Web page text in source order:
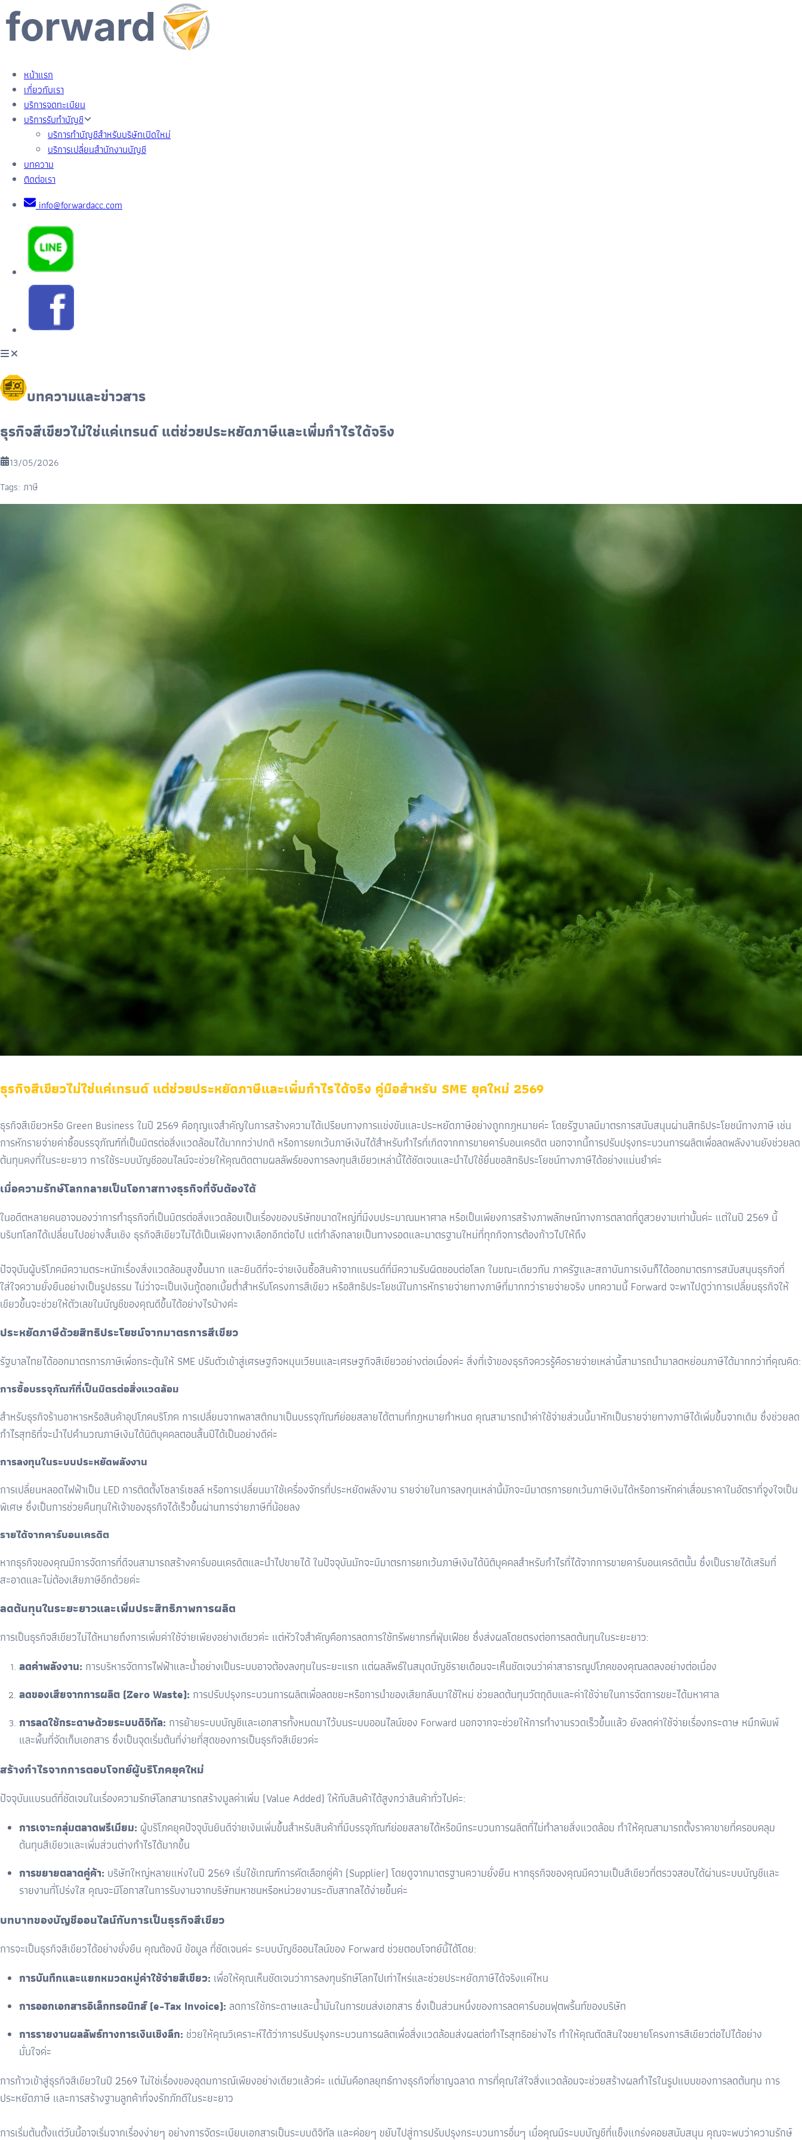
หน้าแรก
เกี่ยวกับเรา
บริการจดทะเบียน
บริการรับทำบัญชี
บริการทำบัญชีสำหรับบริษัทเปิดใหม่
บริการเปลี่ยนสำนักงานบัญชี
บทความ
ติดต่อเรา
info@forwardacc.com
บทความและข่าวสาร
ธุรกิจสีเขียวไม่ใช่แค่เทรนด์ แต่ช่วยประหยัดภาษีและเพิ่มกำไรได้จริง
13/05/2026
Tags: ภาษี
ธุรกิจสีเขียวไม่ใช่แค่เทรนด์ แต่ช่วยประหยัดภาษีและเพิ่มกำไรได้จริง คู่มือสำหรับ SME ยุคใหม่ 2569
ธุรกิจสีเขียวหรือ Green Business ในปี 2569 คือกุญแจสำคัญในการสร้างความได้เปรียบทางการแข่งขันและประหยัดภาษีอย่างถูกกฎหมายค่ะ โดยรัฐบาลมีมาตรการสนับสนุนผ่านสิทธิประโยชน์ทางภาษี เช่น
การหักรายจ่ายค่าซื้อบรรจุภัณฑ์ที่เป็นมิตรต่อสิ่งแวดล้อมได้มากกว่าปกติ หรือการยกเว้นภาษีเงินได้สำหรับกำไรที่เกิดจากการขายคาร์บอนเครดิต นอกจากนี้การปรับปรุงกระบวนการผลิตเพื่อลดพลังงานยังช่วยลด
ต้นทุนคงที่ในระยะยาว การใช้ระบบบัญชีออนไลน์จะช่วยให้คุณติดตามผลลัพธ์ของการลงทุนสีเขียวเหล่านี้ได้ชัดเจนและนำไปใช้ยื่นขอสิทธิประโยชน์ทางภาษีได้อย่างแม่นยำค่ะ
เมื่อความรักษ์โลกกลายเป็นโอกาสทางธุรกิจที่จับต้องได้
ในอดีตหลายคนอาจมองว่าการทำธุรกิจที่เป็นมิตรต่อสิ่งแวดล้อมเป็นเรื่องของบริษัทขนาดใหญ่ที่มีงบประมาณมหาศาล หรือเป็นเพียงการสร้างภาพลักษณ์ทางการตลาดที่ดูสวยงามเท่านั้นค่ะ แต่ในปี 2569 นี้
บริบทโลกได้เปลี่ยนไปอย่างสิ้นเชิง ธุรกิจสีเขียวไม่ได้เป็นเพียงทางเลือกอีกต่อไป แต่กำลังกลายเป็นทางรอดและมาตรฐานใหม่ที่ทุกกิจการต้องก้าวไปให้ถึง
ปัจจุบันผู้บริโภคมีความตระหนักเรื่องสิ่งแวดล้อมสูงขึ้นมาก และยินดีที่จะจ่ายเงินซื้อสินค้าจากแบรนด์ที่มีความรับผิดชอบต่อโลก ในขณะเดียวกัน ภาครัฐและสถาบันการเงินก็ได้ออกมาตรการสนับสนุนธุรกิจที่
ใส่ใจความยั่งยืนอย่างเป็นรูปธรรม ไม่ว่าจะเป็นเงินกู้ดอกเบี้ยต่ำสำหรับโครงการสีเขียว หรือสิทธิประโยชน์ในการหักรายจ่ายทางภาษีที่มากกว่ารายจ่ายจริง บทความนี้Forward จะพาไปดูว่าการเปลี่ยนธุรกิจให้
เขียวขึ้นจะช่วยให้ตัวเลขในบัญชีของคุณดีขึ้นได้อย่างไรบ้างค่ะ
ประหยัดภาษีด้วยสิทธิประโยชน์จากมาตรการสีเขียว
รัฐบาลไทยได้ออกมาตรการภาษีเพื่อกระตุ้นให้ SME ปรับตัวเข้าสู่เศรษฐกิจหมุนเวียนและเศรษฐกิจสีเขียวอย่างต่อเนื่องค่ะ สิ่งที่เจ้าของธุรกิจควรรู้คือรายจ่ายเหล่านี้สามารถนำมาลดหย่อนภาษีได้มากกว่าที่คุณคิด:
การซื้อบรรจุภัณฑ์ที่เป็นมิตรต่อสิ่งแวดล้อม
สำหรับธุรกิจร้านอาหารหรือสินค้าอุปโภคบริโภค การเปลี่ยนจากพลาสติกมาเป็นบรรจุภัณฑ์ย่อยสลายได้ตามที่กฎหมายกำหนด คุณสามารถนำค่าใช้จ่ายส่วนนี้มาหักเป็นรายจ่ายทางภาษีได้เพิ่มขึ้นจากเดิม ซึ่งช่วยลด
กำไรสุทธิที่จะนำไปคำนวณภาษีเงินได้นิติบุคคลตอนสิ้นปีได้เป็นอย่างดีค่ะ
การลงทุนในระบบประหยัดพลังงาน
การเปลี่ยนหลอดไฟฟ้าเป็น LED การติดตั้งโซลาร์เซลล์ หรือการเปลี่ยนมาใช้เครื่องจักรที่ประหยัดพลังงาน รายจ่ายในการลงทุนเหล่านี้มักจะมีมาตรการยกเว้นภาษีเงินได้หรือการหักค่าเสื่อมราคาในอัตราที่จูงใจเป็น
พิเศษ ซึ่งเป็นการช่วยคืนทุนให้เจ้าของธุรกิจได้เร็วขึ้นผ่านการจ่ายภาษีที่น้อยลง
รายได้จากคาร์บอนเครดิต
หากธุรกิจของคุณมีการจัดการที่ดีจนสามารถสร้างคาร์บอนเครดิตและนำไปขายได้ ในปัจจุบันมักจะมีมาตรการยกเว้นภาษีเงินได้นิติบุคคลสำหรับกำไรที่ได้จากการขายคาร์บอนเครดิตนั้น ซึ่งเป็นรายได้เสริมที่
สะอาดและไม่ต้องเสียภาษีอีกด้วยค่ะ
ลดต้นทุนในระยะยาวและเพิ่มประสิทธิภาพการผลิต
การเป็นธุรกิจสีเขียวไม่ได้หมายถึงการเพิ่มค่าใช้จ่ายเพียงอย่างเดียวค่ะ แต่หัวใจสำคัญคือการลดการใช้ทรัพยากรที่ฟุ่มเฟือย ซึ่งส่งผลโดยตรงต่อการลดต้นทุนในระยะยาว:
ลดค่าพลังงาน: การบริหารจัดการไฟฟ้าและน้ำอย่างเป็นระบบอาจต้องลงทุนในระยะแรก แต่ผลลัพธ์ในสมุดบัญชีรายเดือนจะเห็นชัดเจนว่าค่าสาธารณูปโภคของคุณลดลงอย่างต่อเนื่อง
ลดของเสียจากการผลิต (Zero Waste): การปรับปรุงกระบวนการผลิตเพื่อลดขยะหรือการนำของเสียกลับมาใช้ใหม่ ช่วยลดต้นทุนวัตถุดิบและค่าใช้จ่ายในการจัดการขยะได้มหาศาล
การลดใช้กระดาษด้วยระบบดิจิทัล: การย้ายระบบบัญชีและเอกสารทั้งหมดมาไว้บนระบบออนไลน์ของ Forward นอกจากจะช่วยให้การทำงานรวดเร็วขึ้นแล้ว ยังลดค่าใช้จ่ายเรื่องกระดาษ หมึกพิมพ์
และพื้นที่จัดเก็บเอกสาร ซึ่งเป็นจุดเริ่มต้นที่ง่ายที่สุดของการเป็นธุรกิจสีเขียวค่ะ
สร้างกำไรจากการตอบโจทย์ผู้บริโภคยุคใหม่
ปัจจุบันแบรนด์ที่ชัดเจนในเรื่องความรักษ์โลกสามารถสร้างมูลค่าเพิ่ม (Value Added) ให้กับสินค้าได้สูงกว่าสินค้าทั่วไปค่ะ:
การเจาะกลุ่มตลาดพรีเมียม: ผู้บริโภคยุคปัจจุบันยินดีจ่ายเงินเพิ่มขึ้นสำหรับสินค้าที่มีบรรจุภัณฑ์ย่อยสลายได้หรือมีกระบวนการผลิตที่ไม่ทำลายสิ่งแวดล้อม ทำให้คุณสามารถตั้งราคาขายที่ครอบคลุม
ต้นทุนสีเขียวและเพิ่มส่วนต่างกำไรได้มากขึ้น
การขยายตลาดคู่ค้า: บริษัทใหญ่หลายแห่งในปี 2569 เริ่มใช้เกณฑ์การคัดเลือกคู่ค้า (Supplier) โดยดูจากมาตรฐานความยั่งยืน หากธุรกิจของคุณมีความเป็นสีเขียวที่ตรวจสอบได้ผ่านระบบบัญชีและ
รายงานที่โปร่งใส คุณจะมีโอกาสในการรับงานจากบริษัทมหาชนหรือหน่วยงานระดับสากลได้ง่ายขึ้นค่ะ
บทบาทของบัญชีออนไลน์กับการเป็นธุรกิจสีเขียว
การจะเป็นธุรกิจสีเขียวได้อย่างยั่งยืน คุณต้องมี ข้อมูล ที่ชัดเจนค่ะ ระบบบัญชีออนไลน์ของ Forward ช่วยตอบโจทย์นี้ได้โดย:
การบันทึกและแยกหมวดหมู่ค่าใช้จ่ายสีเขียว: เพื่อให้คุณเห็นชัดเจนว่าการลงทุนรักษ์โลกไปเท่าไหร่และช่วยประหยัดภาษีได้จริงแค่ไหน
การออกเอกสารอิเล็กทรอนิกส์ (e-Tax Invoice): ลดการใช้กระดาษและน้ำมันในการขนส่งเอกสาร ซึ่งเป็นส่วนหนึ่งของการลดคาร์บอนฟุตพริ้นท์ของบริษัท
การรายงานผลลัพธ์ทางการเงินเชิงลึก: ช่วยให้คุณวิเคราะห์ได้ว่าการปรับปรุงกระบวนการผลิตเพื่อสิ่งแวดล้อมส่งผลต่อกำไรสุทธิอย่างไร ทำให้คุณตัดสินใจขยายโครงการสีเขียวต่อไปได้อย่าง
มั่นใจค่ะ
การก้าวเข้าสู่ธุรกิจสีเขียวในปี 2569 ไม่ใช่เรื่องของอุดมการณ์เพียงอย่างเดียวแล้วค่ะ แต่มันคือกลยุทธ์ทางธุรกิจที่ชาญฉลาด การที่คุณใส่ใจสิ่งแวดล้อมจะช่วยสร้างผลกำไรในรูปแบบของการลดต้นทุน การ
ประหยัดภาษี และการสร้างฐานลูกค้าที่จงรักภักดีในระยะยาว
การเริ่มต้นตั้งแต่วันนี้อาจเริ่มจากเรื่องง่ายๆ อย่างการจัดระเบียบเอกสารเป็นระบบดิจิทัล และค่อยๆ ขยับไปสู่การปรับปรุงกระบวนการอื่นๆ เมื่อคุณมีระบบบัญชีที่แข็งแกร่งคอยสนับสนุน คุณจะพบว่าความรักษ์